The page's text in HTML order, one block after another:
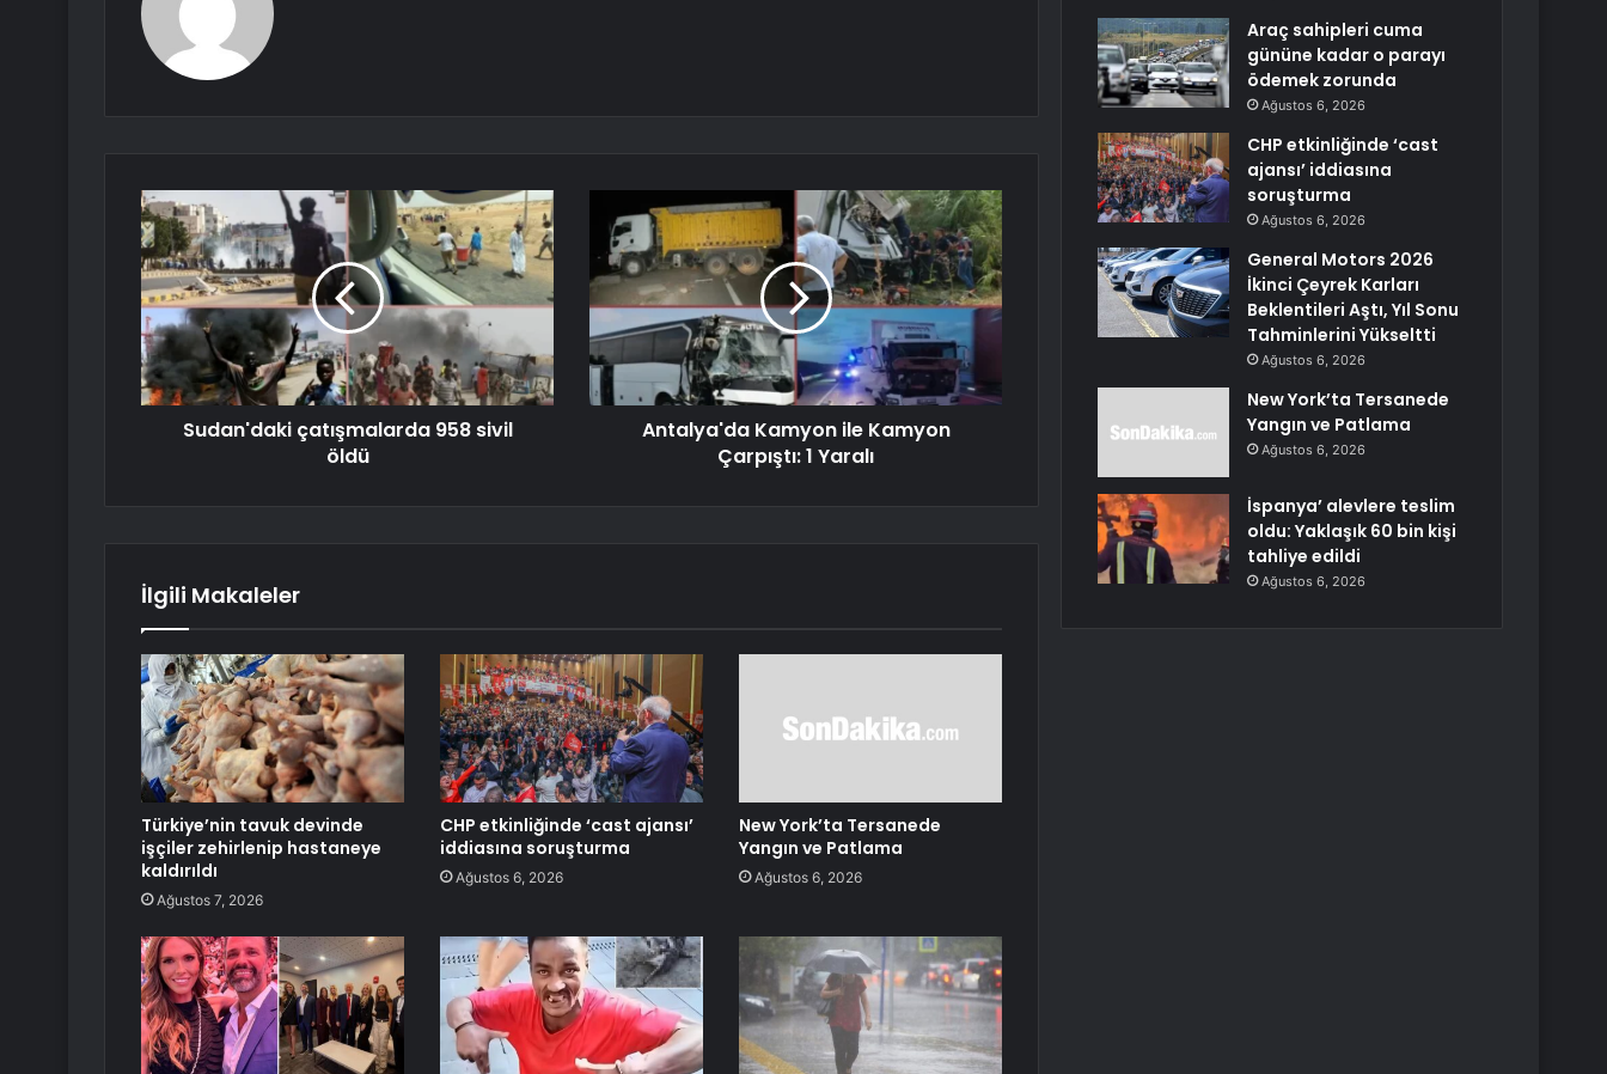
Sudan'daki çatışmalarda 958 sivil
öldü
Antalya'da Kamyon ile Kamyon
Çarpıştı: 1 Yaralı
İlgili Makaleler
Türkiye’nin tavuk devinde
işçiler zehirlenip hastaneye
kaldırıldı
Ağustos 7, 2026
CHP etkinliğinde ‘cast ajansı’
iddiasına soruşturma
Ağustos 6, 2026
New York’ta Tersanede
Yangın ve Patlama
Ağustos 6, 2026
Araç sahipleri cuma
gününe kadar o parayı
ödemek zorunda
Ağustos 6, 2026
CHP etkinliğinde ‘cast
ajansı’ iddiasına
soruşturma
Ağustos 6, 2026
General Motors 2026
İkinci Çeyrek Karları
Beklentileri Aştı, Yıl Sonu
Tahminlerini Yükseltti
Ağustos 6, 2026
New York’ta Tersanede
Yangın ve Patlama
Ağustos 6, 2026
İspanya’ alevlere teslim
oldu: Yaklaşık 60 bin kişi
tahliye edildi
Ağustos 6, 2026